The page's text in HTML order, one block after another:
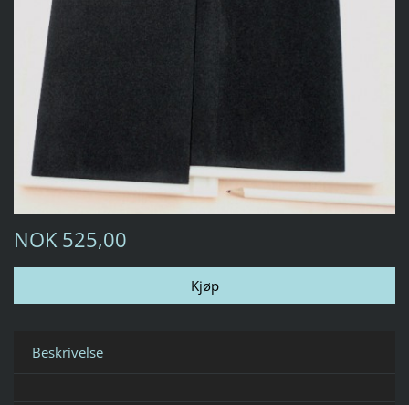
NOK 525,00
Beskrivelse